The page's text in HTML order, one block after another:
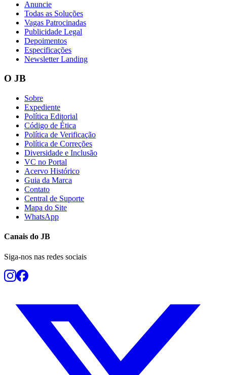
Anuncie
Todas as Soluções
Vagas Patrocinadas
Publicidade Legal
Depoimentos
Especificações
Newsletter Landing
O JB
Sobre
Expediente
Política Editorial
Código de Ética
Política de Verificação
Política de Correções
Diversidade e Inclusão
VC no Portal
Acervo Histórico
Guia da Marca
Contato
Central de Suporte
Mapa do Site
WhatsApp
Canais do JB
Siga-nos nas redes sociais